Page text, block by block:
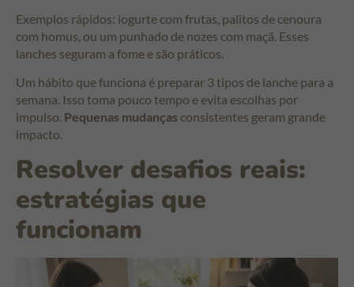
Exemplos rápidos: iogurte com frutas, palitos de cenoura
com homus, ou um punhado de nozes com maçã. Esses
lanches seguram a fome e são práticos.
Um hábito que funciona é preparar 3 tipos de lanche para a
semana. Isso toma pouco tempo e evita escolhas por
impulso. Pequenas mudanças consistentes geram grande
impacto.
Resolver desafios reais:
estratégias que
funcionam